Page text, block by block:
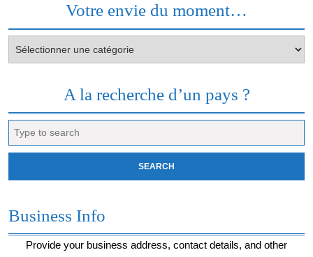
Votre envie du moment…
envie
A la recherche d’un pays ?
for:
Business Info
Provide your business address, contact details, and other